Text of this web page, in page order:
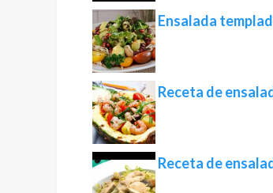
Ensalada
Receta de
Receta de